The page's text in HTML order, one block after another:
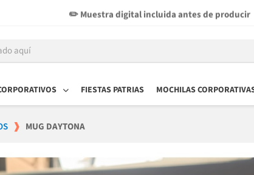
✏️ Muestra digital incluida antes de producir
FIESTAS PATRIAS MOCHILAS
MUG DAYTONA